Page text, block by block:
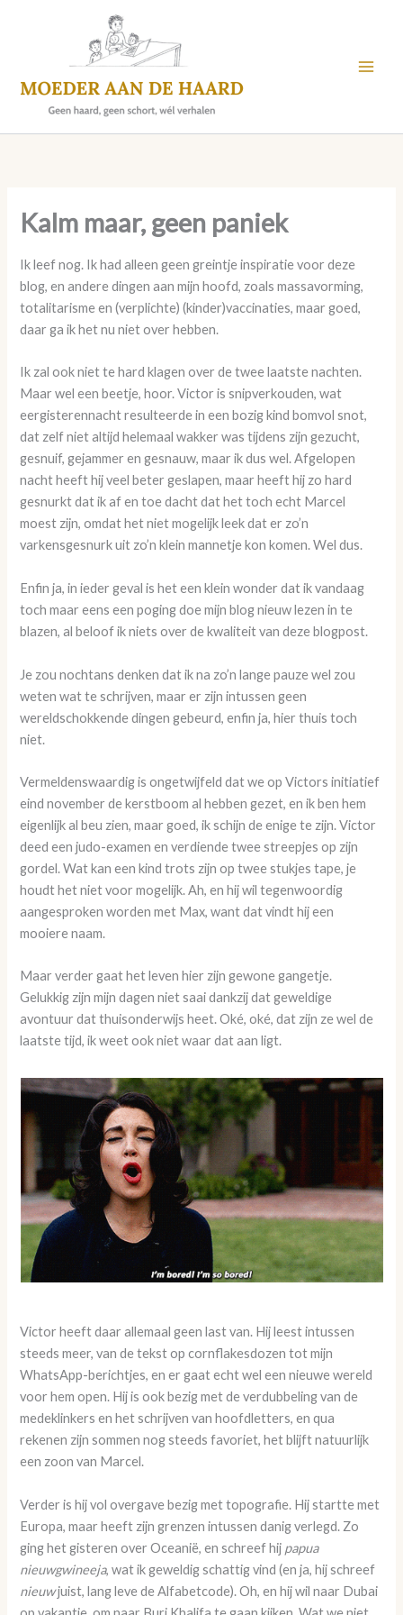
Kalm maar, geen paniek
Ik leef nog. Ik had alleen geen greintje inspiratie voor deze
blog, en andere dingen aan mijn hoofd, zoals massavorming,
totalitarisme en (verplichte) (kinder)vaccinaties, maar goed,
daar ga ik het nu niet over hebben.
Ik zal ook niet te hard klagen over de twee laatste nachten.
Maar wel een beetje, hoor. Victor is snipverkouden, wat
eergisterennacht resulteerde in een bozig kind bomvol snot,
dat zelf niet altijd helemaal wakker was tijdens zijn gezucht,
gesnuif, gejammer en gesnauw, maar ik dus wel. Afgelopen
nacht heeft hij veel beter geslapen, maar heeft hij zo hard
gesnurkt dat ik af en toe dacht dat het toch echt Marcel
moest zijn, omdat het niet mogelijk leek dat er zo’n
varkensgesnurk uit zo’n klein mannetje kon komen. Wel dus.
Enfin ja, in ieder geval is het een klein wonder dat ik vandaag
toch maar eens een poging doe mijn blog nieuw lezen in te
blazen, al beloof ik niets over de kwaliteit van deze blogpost.
Je zou nochtans denken dat ik na zo’n lange pauze wel zou
weten wat te schrijven, maar er zijn intussen geen
wereldschokkende dingen gebeurd, enfin ja, hier thuis toch
niet.
Vermeldenswaardig is ongetwijfeld dat we op Victors initiatief
eind november de kerstboom al hebben gezet, en ik ben hem
eigenlijk al beu zien, maar goed, ik schijn de enige te zijn. Victor
deed een judo-examen en verdiende twee streepjes op zijn
gordel. Wat kan een kind trots zijn op twee stukjes tape, je
houdt het niet voor mogelijk. Ah, en hij wil tegenwoordig
aangesproken worden met Max, want dat vindt hij een
mooiere naam.
Maar verder gaat het leven hier zijn gewone gangetje.
Gelukkig zijn mijn dagen niet saai dankzij dat geweldige
avontuur dat thuisonderwijs heet. Oké, oké, dat zijn ze wel de
laatste tijd, ik weet ook niet waar dat aan ligt.
Victor heeft daar allemaal geen last van. Hij leest intussen
steeds meer, van de tekst op cornflakesdozen tot mijn
WhatsApp-berichtjes, en er gaat echt wel een nieuwe wereld
voor hem open. Hij is ook bezig met de verdubbeling van de
medeklinkers en het schrijven van hoofdletters, en qua
rekenen zijn sommen nog steeds favoriet, het blijft natuurlijk
een zoon van Marcel.
Verder is hij vol overgave bezig met topografie. Hij startte met
Europa, maar heeft zijn grenzen intussen danig verlegd. Zo
ging het gisteren over Oceanië, en schreef hij papua
nieuwgwineeja, wat ik geweldig schattig vind (en ja, hij schreef
nieuwjuist, lang leve de Alfabetcode). Oh, en hij wil naar Dubai